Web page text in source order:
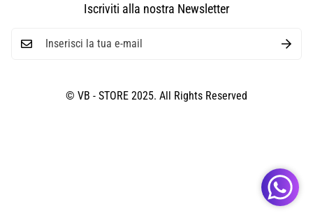
Iscriviti alla nostra Newsletter
© VB - STORE 2025. All Rights Reserved